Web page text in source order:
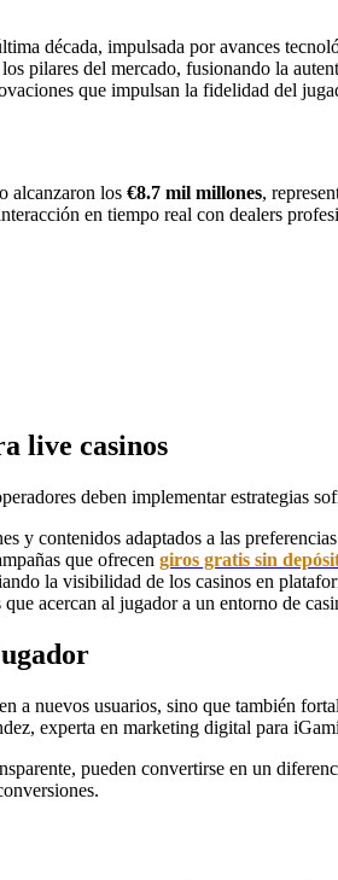
década, impulsada por avances
pilares del mercado, fusionando la
que impulsan la fidelidad del
alcanzaron los €8.7 mil millones,
en tiempo real con dealers
live casinos
deben implementar estrategias
y contenidos adaptados a las
que ofrecen giros gratis sin
la visibilidad de los casinos en
acercan al jugador a un entorno de
a nuevos usuarios, sino que también
experta en marketing digital para
pueden convertirse en un